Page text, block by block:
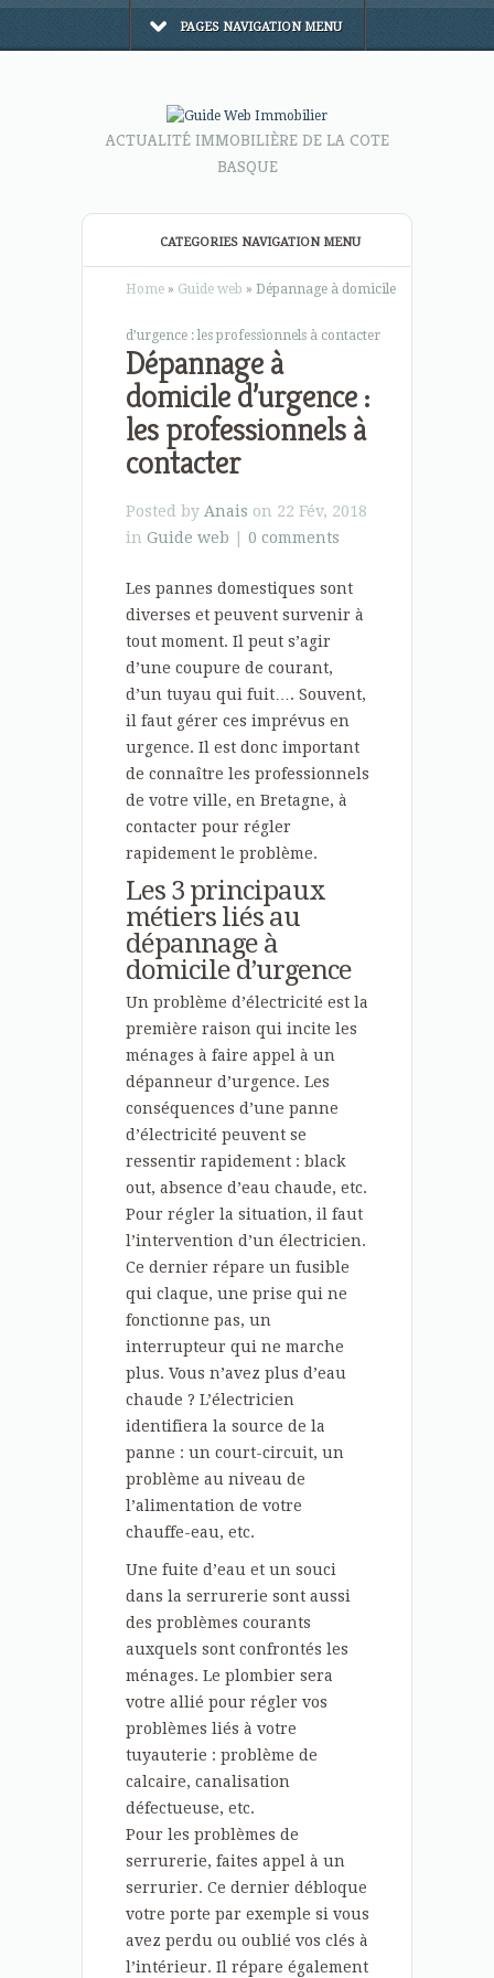
PAGES NAVIGATION MENU
ACTUALITÉ IMMOBILIÈRE DE LA COTE
BASQUE
CATEGORIES NAVIGATION MENU
Home » Guide web » Dépannage à domicile
d’urgence : les professionnels à contacter
Dépannage à
domicile d’urgence :
les professionnels à
contacter
Posted by Anais on 22 Fév, 2018
in Guide web 0 comments
Les pannes domestiques sont
diverses et peuvent survenir à
tout moment. Il peut s’agir
d’une coupure de courant,
d’un tuyau qui fuit…. Souvent,
il faut gérer ces imprévus en
urgence. Il est donc important
de connaître les professionnels
de votre ville, en Bretagne, à
contacter pour régler
rapidement le problème.
Les 3 principaux
métiers liés au
dépannage à
domicile d’urgence
Un problème d’électricité est la
première raison qui incite les
ménages à faire appel à un
dépanneur d’urgence. Les
conséquences d’une panne
d’électricité peuvent se
ressentir rapidement : black
out, absence d’eau chaude, etc.
Pour régler la situation, il faut
l’intervention d’un électricien.
Ce dernier répare un fusible
qui claque, une prise qui ne
fonctionne pas, un
interrupteur qui ne marche
plus. Vous n’avez plus d’eau
chaude ? L’électricien
identifiera la source de la
panne : un court-circuit, un
problème au niveau de
l’alimentation de votre
chauffe-eau, etc.
Une fuite d’eau et un souci
dans la serrurerie sont aussi
des problèmes courants
auxquels sont confrontés les
ménages. Le plombier sera
votre allié pour régler vos
problèmes liés à votre
tuyauterie : problème de
calcaire, canalisation
défectueuse, etc.
Pour les problèmes de
serrurerie, faites appel à un
serrurier. Ce dernier débloque
votre porte par exemple si vous
avez perdu ou oublié vos clés à
l’intérieur. Il répare également